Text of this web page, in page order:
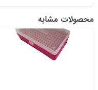
محصولات مشابه